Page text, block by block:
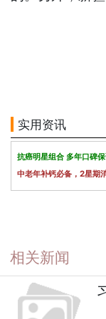
实用资讯
抗癌明星组合 多年口碑
中老年补钙必备，2星期
相关新闻